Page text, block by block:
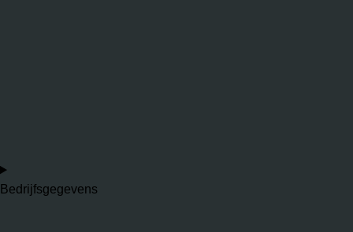
Bedrijfsgegevens